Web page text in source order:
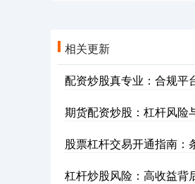
相关更新
配资炒股真专业：合规平
期货配资炒股：杠杆风险
股票杠杆交易开通指南：
杠杆炒股风险：高收益背